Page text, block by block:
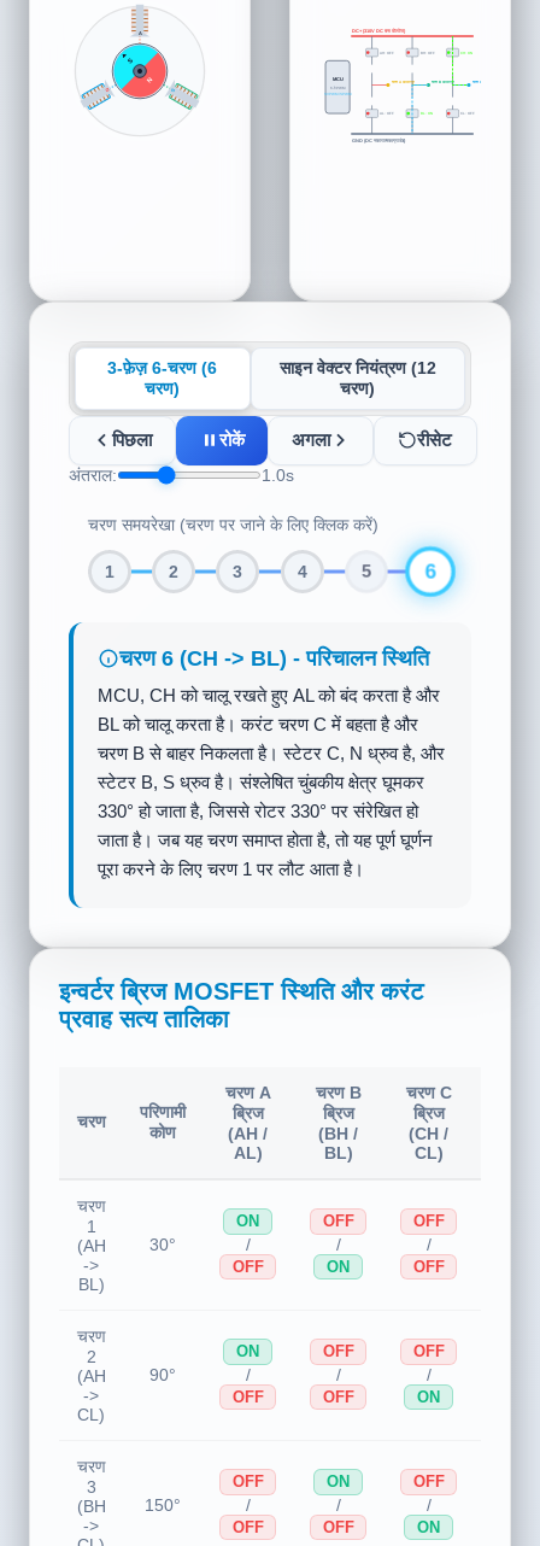
N
S
C
S
N
DC+ (310V DC बस वोल्टेज)
GND (DC नकारात्मक/ग्राउंड)
चरण A आउटपुट
AH: ON
AL: OFF
चरण B आउटपुट
BH: OFF
BL: ON
चरण C आउटपुट
CH: OFF
CL: OFF
MCU
6-वे PWM
SVPWM/SPWM
3-फ़ेज़ 6-चरण (6
चरण)
साइन वेक्टर नियंत्रण (12
चरण)
पिछला रोकें अगला रीसेट
अंतराल: 1.0s
चरण समयरेखा (चरण पर जाने के लिए क्लिक करें)
1 2 3 4 5 6
चरण 1 (AH -> BL) - परिचालन स्थिति
MCU हाई-साइड MOSFET AH और लो-साइड
MOSFET BL को चालू करता है। करंट चरण A
वाइंडिंग में बहता है और चरण B वाइंडिंग से बाहर निकलता
है। स्टेटर A एक उत्तरी (N) ध्रुव उत्पन्न करता है, और
स्टेटर B एक दक्षिणी (S) ध्रुव उत्पन्न करता है।
संश्लेषित चुंबकीय क्षेत्र 30° की ओर संकेत करता है, जो
स्थायी चुंबक रोटोर के S ध्रुव को आकर्षित और 30° पर
इन्वर्टर ब्रिज MOSFET स्थिति और करंट
परिणामी
चरण A
ब्रिज
(AH /
चरण B
ब्रिज
(BH /
चरण C
ब्रिज
(CH /
चरण
1
(AH
->
ON
/
OFF
/
OFF
/
चरण
2
(AH
->
ON
/
OFF
/
OFF
/
चरण
3
(BH
OFF
/
ON
/
OFF
/